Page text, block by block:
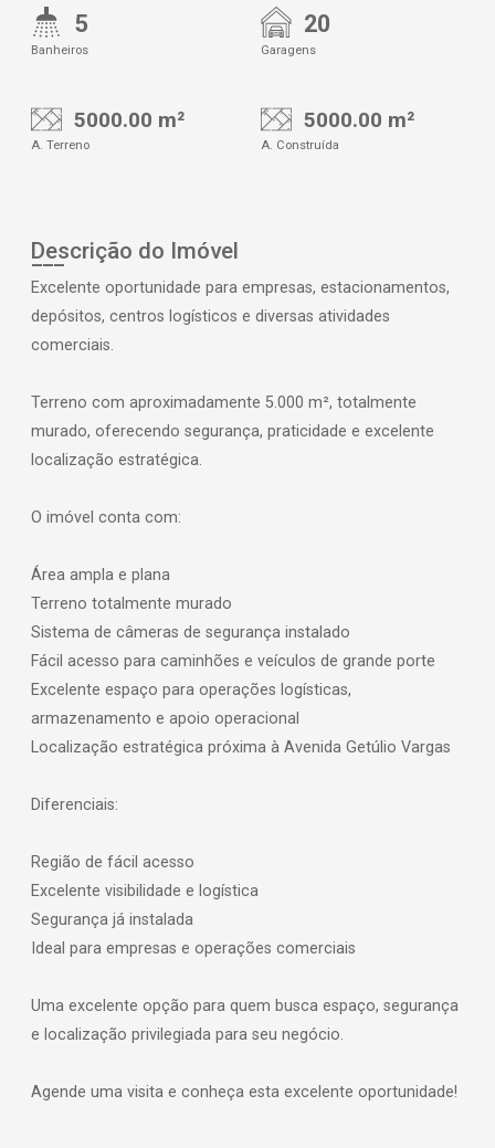
5
Banheiros
20
Garagens
5000.00 m²
A. Terreno
5000.00 m²
A. Construída
Descrição do Imóvel
Excelente oportunidade para empresas, estacionamentos,
depósitos, centros logísticos e diversas atividades
comerciais.
Terreno com aproximadamente 5.000 m², totalmente
murado, oferecendo segurança, praticidade e excelente
localização estratégica.
O imóvel conta com:
Área ampla e plana
Terreno totalmente murado
Sistema de câmeras de segurança instalado
Fácil acesso para caminhões e veículos de grande porte
Excelente espaço para operações logísticas,
armazenamento e apoio operacional
Localização estratégica próxima à Avenida Getúlio Vargas
Diferenciais:
Região de fácil acesso
Excelente visibilidade e logística
Segurança já instalada
Ideal para empresas e operações comerciais
Uma excelente opção para quem busca espaço, segurança
e localização privilegiada para seu negócio.
Agende uma visita e conheça esta excelente oportunidade!